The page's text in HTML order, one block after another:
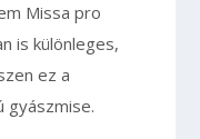
Missa pro
is különleges,
ez a
gyászmise.